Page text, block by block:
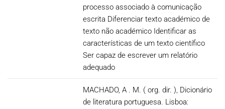
processo associado à comunicação
escrita Diferenciar texto académico de
texto não académico Identificar as
características de um texto científico
Ser capaz de escrever um relatório
adequado
MACHADO, A . M. ( org. dir. ), Dicionário
de literatura portuguesa. Lisboa: